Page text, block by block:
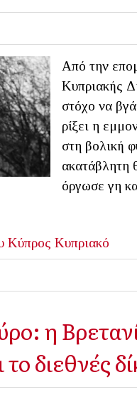
Από την
Κυπριακής
στόχο να
ρίξει η
στη βολική
ακατάβλητη
όργωσε γη
Κύπρος Κυπριακό
η
διεθνές